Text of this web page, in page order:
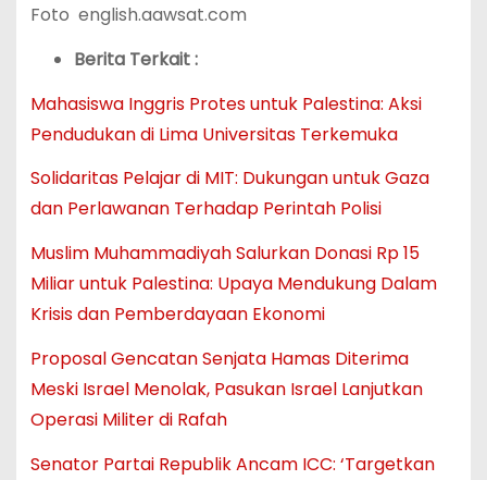
Foto english.aawsat.com
Berita Terkait :
Mahasiswa Inggris Protes untuk Palestina: Aksi
Pendudukan di Lima Universitas Terkemuka
Solidaritas Pelajar di MIT: Dukungan untuk Gaza
dan Perlawanan Terhadap Perintah Polisi
Muslim Muhammadiyah Salurkan Donasi Rp 15
Miliar untuk Palestina: Upaya Mendukung Dalam
Krisis dan Pemberdayaan Ekonomi
Proposal Gencatan Senjata Hamas Diterima
Meski Israel Menolak, Pasukan Israel Lanjutkan
Operasi Militer di Rafah
Senator Partai Republik Ancam ICC: ‘Targetkan